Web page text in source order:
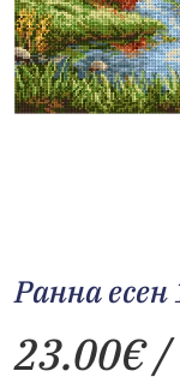
Ранна
23.00€/